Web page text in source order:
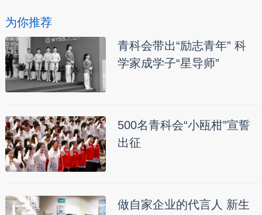
为你推荐
青科会带出“励志青年” 科
学家成学子“星导师”
500名青科会“小瓯柑”宣誓
出征
做自家企业的代言人 新生